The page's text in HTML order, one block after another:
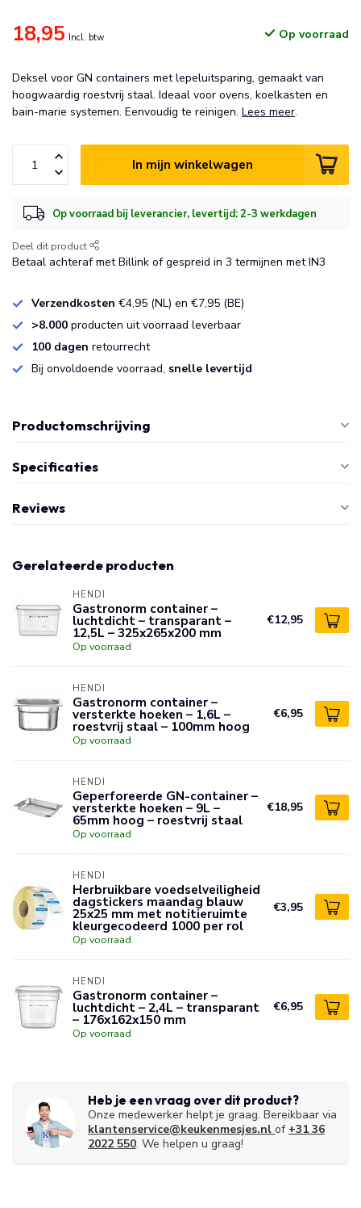
18,95 Incl. btw Op voorraad
Deksel voor GN containers met lepeluitsparing, gemaakt van
hoogwaardig roestvrij staal. Ideaal voor ovens, koelkasten en
bain-marie systemen. Eenvoudig te reinigen. Lees meer.
In mijn winkelwagen
Op voorraad bij leverancier, levertijd: 2-3 werkdagen
Deel dit product
Betaal achteraf met Billink of gespreid in 3 termijnen met IN3
Verzendkosten €4,95 (NL) en €7,95 (BE)
>8.000 producten uit voorraad leverbaar
100 dagen retourrecht
Bij onvoldoende voorraad, snelle levertijd
Productomschrijving
Specificaties
Reviews
Gerelateerde producten
HENDI
Gastronorm container –
luchtdicht – transparant –
12,5L – 325x265x200 mm
Op voorraad
€12,95
HENDI
Gastronorm container –
versterkte hoeken – 1,6L –
roestvrij staal – 100mm hoog
Op voorraad
€6,95
HENDI
Geperforeerde GN-container –
versterkte hoeken – 9L –
65mm hoog – roestvrij staal
Op voorraad
€18,95
HENDI
Herbruikbare voedselveiligheid
dagstickers maandag blauw
25x25 mm met notitieruimte
kleurgecodeerd 1000 per rol
Op voorraad
€3,95
HENDI
Gastronorm container –
luchtdicht – 2,4L – transparant
– 176x162x150 mm
Op voorraad
€6,95
Heb je een vraag over dit product?
Onze medewerker helpt je graag. Bereikbaar via
klantenservice@keukenmesjes.nl of +31 36
2022 550. We helpen u graag!